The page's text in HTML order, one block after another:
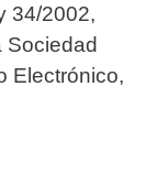
34/2002,
Sociedad
Electrónico,